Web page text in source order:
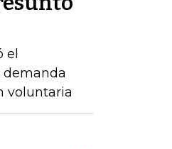
el
demanda
voluntaria